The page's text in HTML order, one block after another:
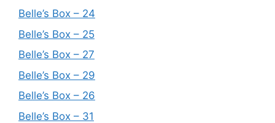
Belle’s Box – 24
Belle’s Box – 25
Belle’s Box – 27
Belle’s Box – 29
Belle’s Box – 26
Belle’s Box – 31